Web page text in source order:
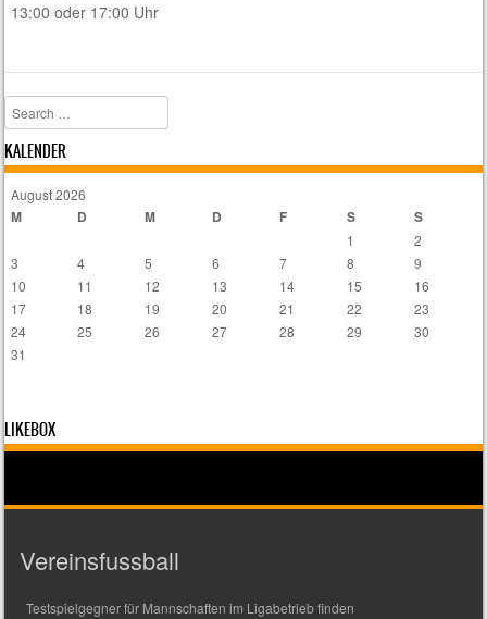
13:00 oder 17:00 Uhr
Search
KALENDER
August 2026
M D M D F S S
1
2
3
4 5 6 7 8
9
10
11 12 13 14 15
16
17
18 19 20 21 22
23
24
25 26 27 28 29
30
31
LIKEBOX
Vereinsfussball
Testspielgegner für Mannschaften im Ligabetrieb finden